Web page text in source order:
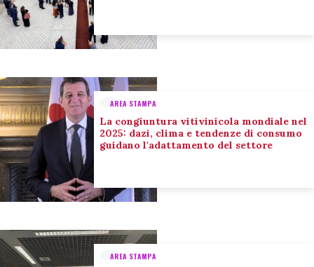
AREA STAMPA
La congiuntura vitivinicola mondiale nel
2025: dazi, clima e tendenze di consumo
guidano l'adattamento del settore
AREA STAMPA